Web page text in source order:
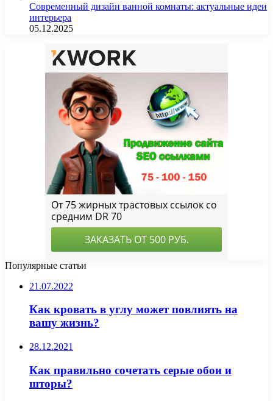
Современный дизайн ванной комнаты: актуальные идеи
интерьера
05.12.2025
Популярные статьи
21.07.2022
Как кровать в углу может повлиять на
вашу жизнь?
28.12.2021
Как правильно сочетать серые обои и
шторы?